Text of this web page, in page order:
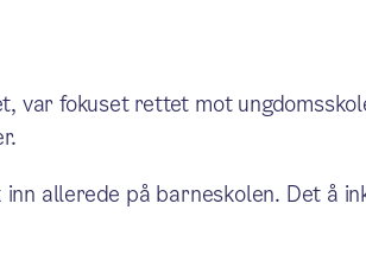
var fokuset rettet mot
inn allerede på barneskolen. Det å